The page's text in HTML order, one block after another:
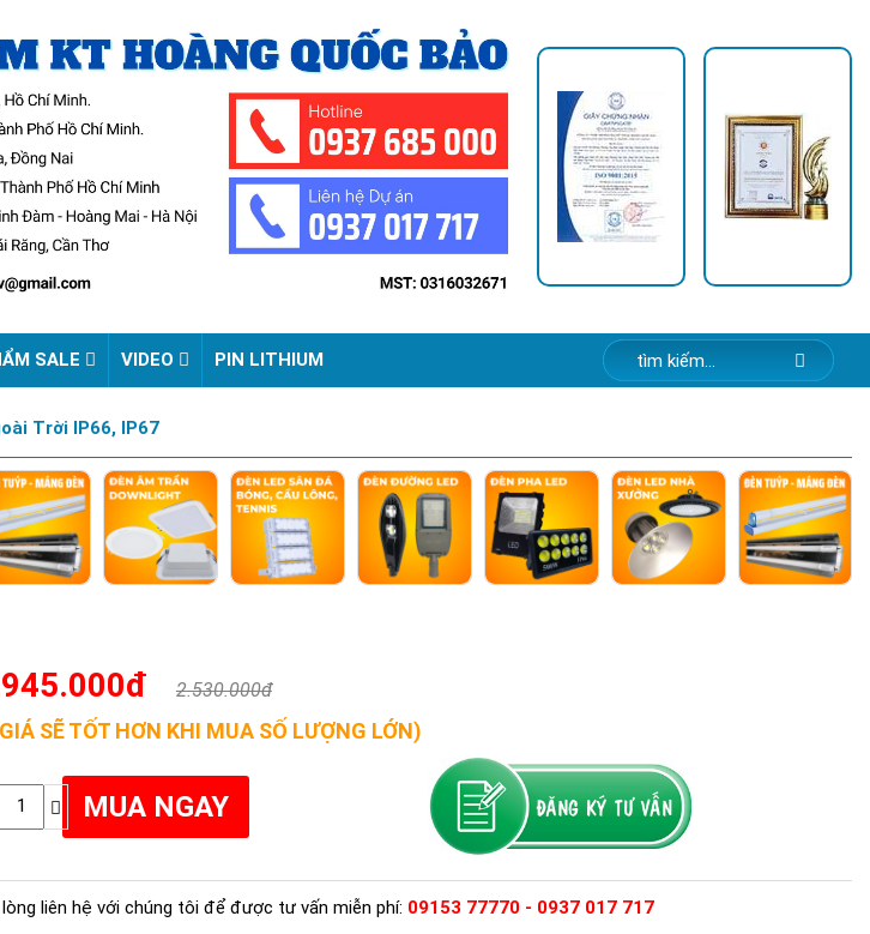
SALE VIDEO PIN LITHIUM
Trời IP66, IP67
2.530.000đ
SẼ TỐT HƠN KHI MUA SỐ LƯỢNG LỚN)
liên hệ với chúng tôi để được tư vấn miễn phí: 09153 77770 - 0937 017 717